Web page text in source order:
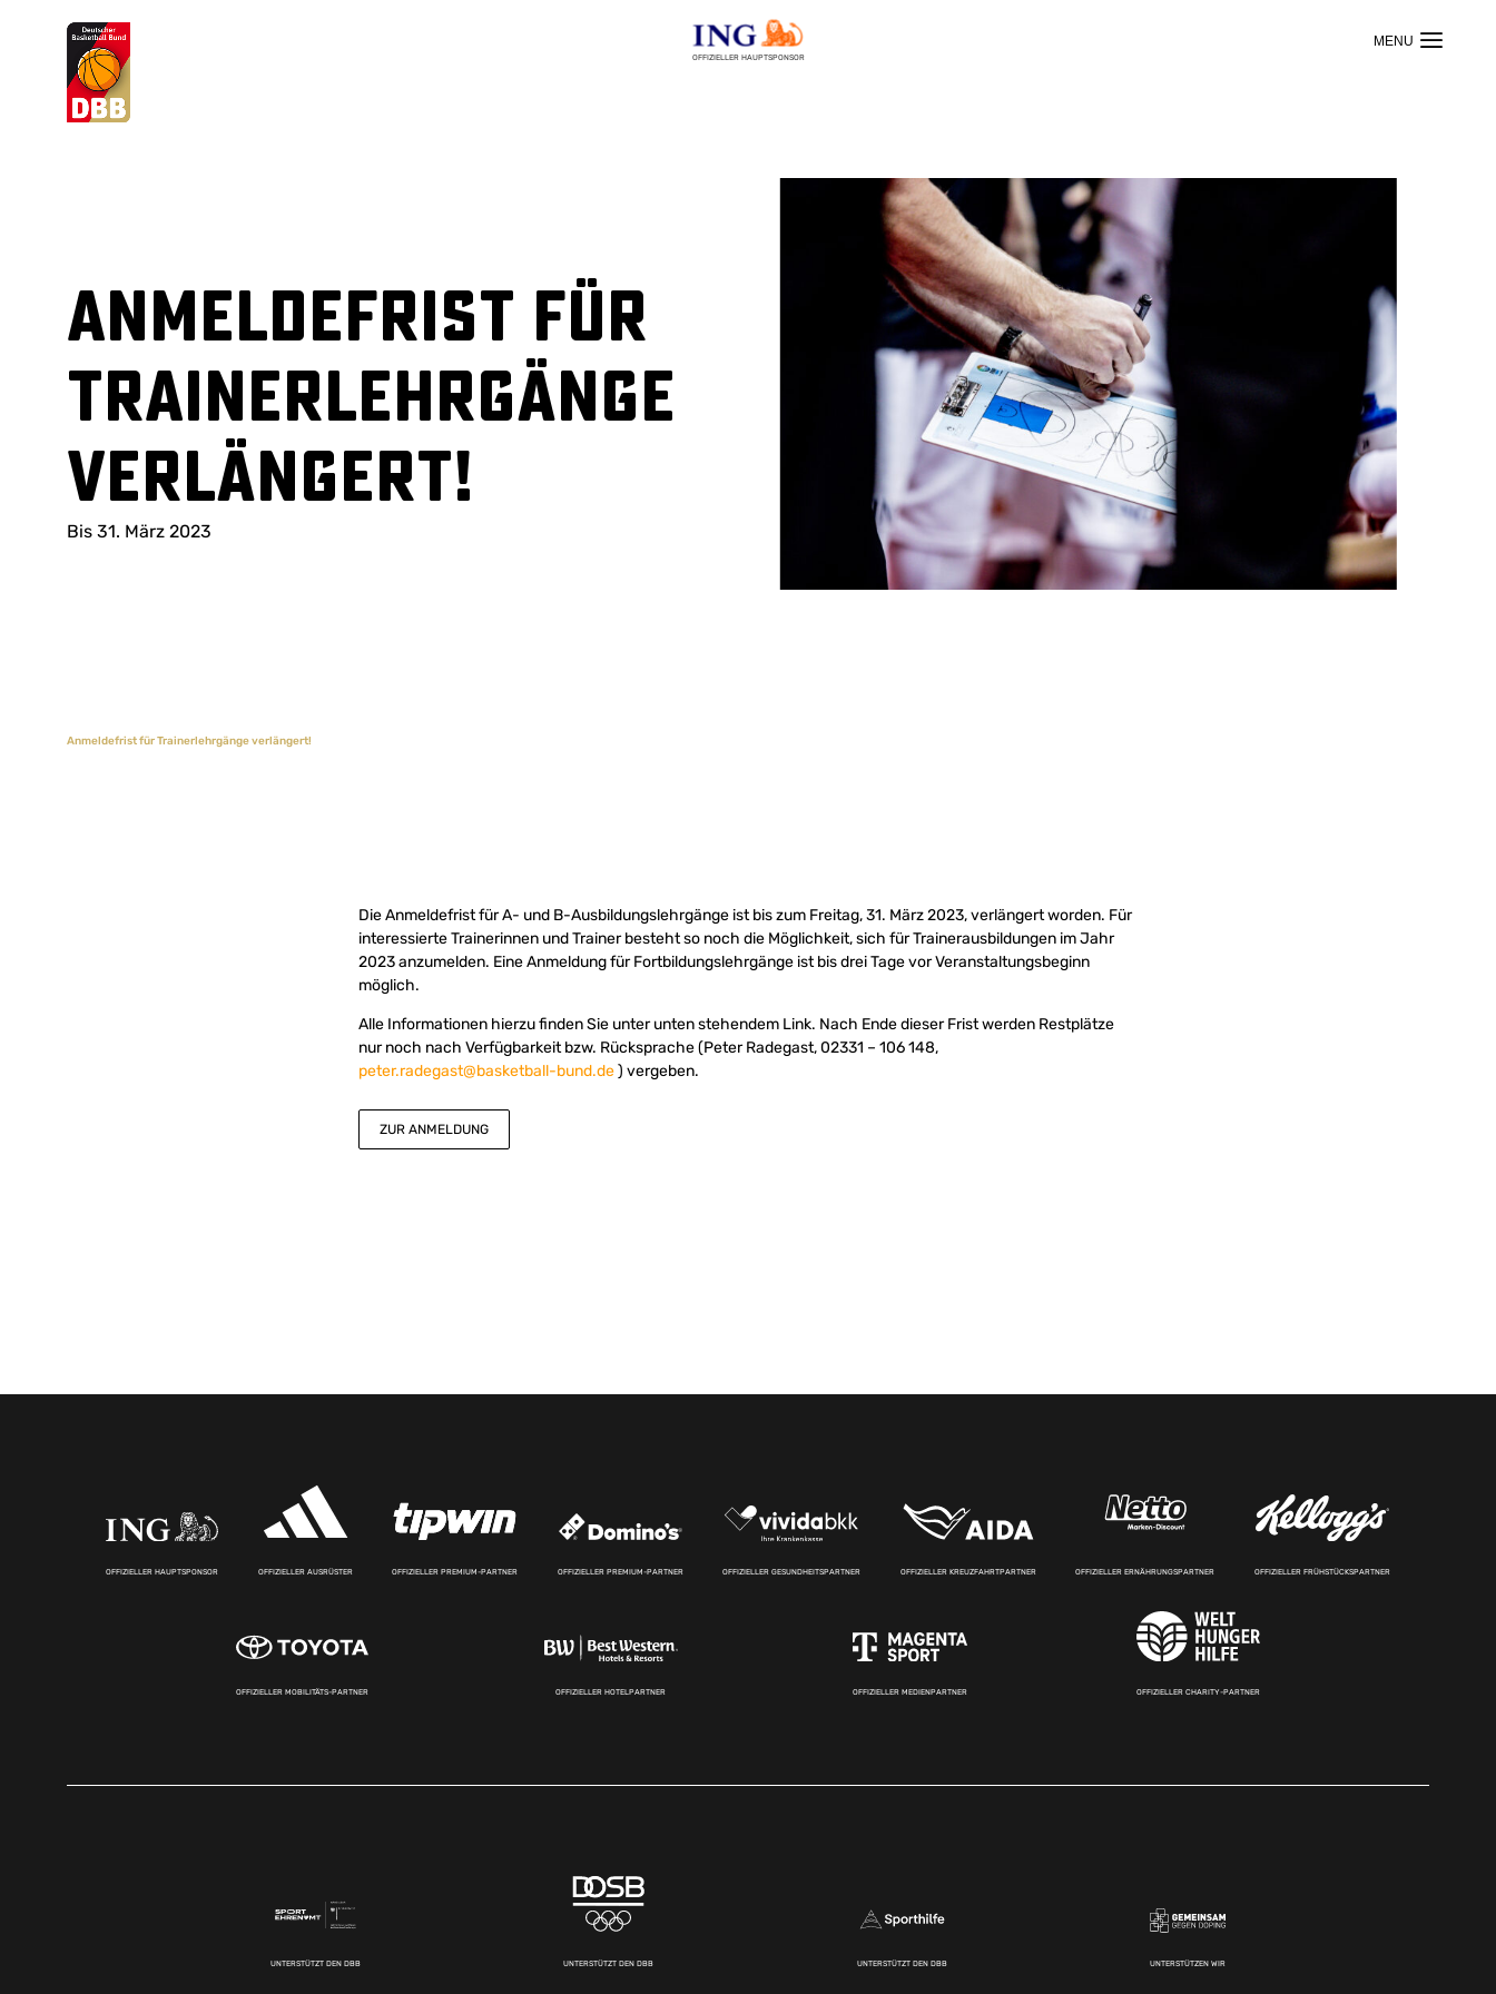
OFFIZIELLER HAUPTSPONSOR
Suchvorschläge
Anmeldefrist für
Trainerlehrgänge
verlängert!
Bis 31. März 2023
Anmeldefrist für Trainerlehrgänge verlängert!
Die Anmeldefrist für A- und B-Ausbildungslehrgänge ist bis zum Freitag, 31. März 2023, verlängert worden. Für
interessierte Trainerinnen und Trainer besteht so noch die Möglichkeit, sich für Trainerausbildungen im Jahr
2023 anzumelden. Eine Anmeldung für Fortbildungslehrgänge ist bis drei Tage vor Veranstaltungsbeginn
möglich.
Alle Informationen hierzu finden Sie unter unten stehendem Link. Nach Ende dieser Frist werden Restplätze
nur noch nach Verfügbarkeit bzw. Rücksprache (Peter Radegast, 02331 – 106 148,
peter.radegast@basketball-bund.de) vergeben.
ZUR ANMELDUNG
OFFIZIELLER HAUPTSPONSOR OFFIZIELLER AUSRÜSTER OFFIZIELLER PREMIUM-PARTNER OFFIZIELLER PREMIUM-PARTNER OFFIZIELLER GESUNDHEITSPARTNER OFFIZIELLER KREUZFAHRTPARTNER OFFIZIELLER ERNÄHRUNGSPARTNER OFFIZIELLER FRÜHSTÜCKSPARTNER
OFFIZIELLER MOBILITÄTS-PARTNER OFFIZIELLER HOTELPARTNER OFFIZIELLER MEDIENPARTNER OFFIZIELLER CHARITY-PARTNER
UNTERSTÜTZT DEN DBB UNTERSTÜTZT DEN DBB UNTERSTÜTZT DEN DBB UNTERSTÜTZEN WIR